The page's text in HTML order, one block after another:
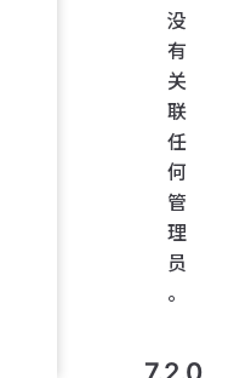
没
有
关
联
任
何
管
理
员
。